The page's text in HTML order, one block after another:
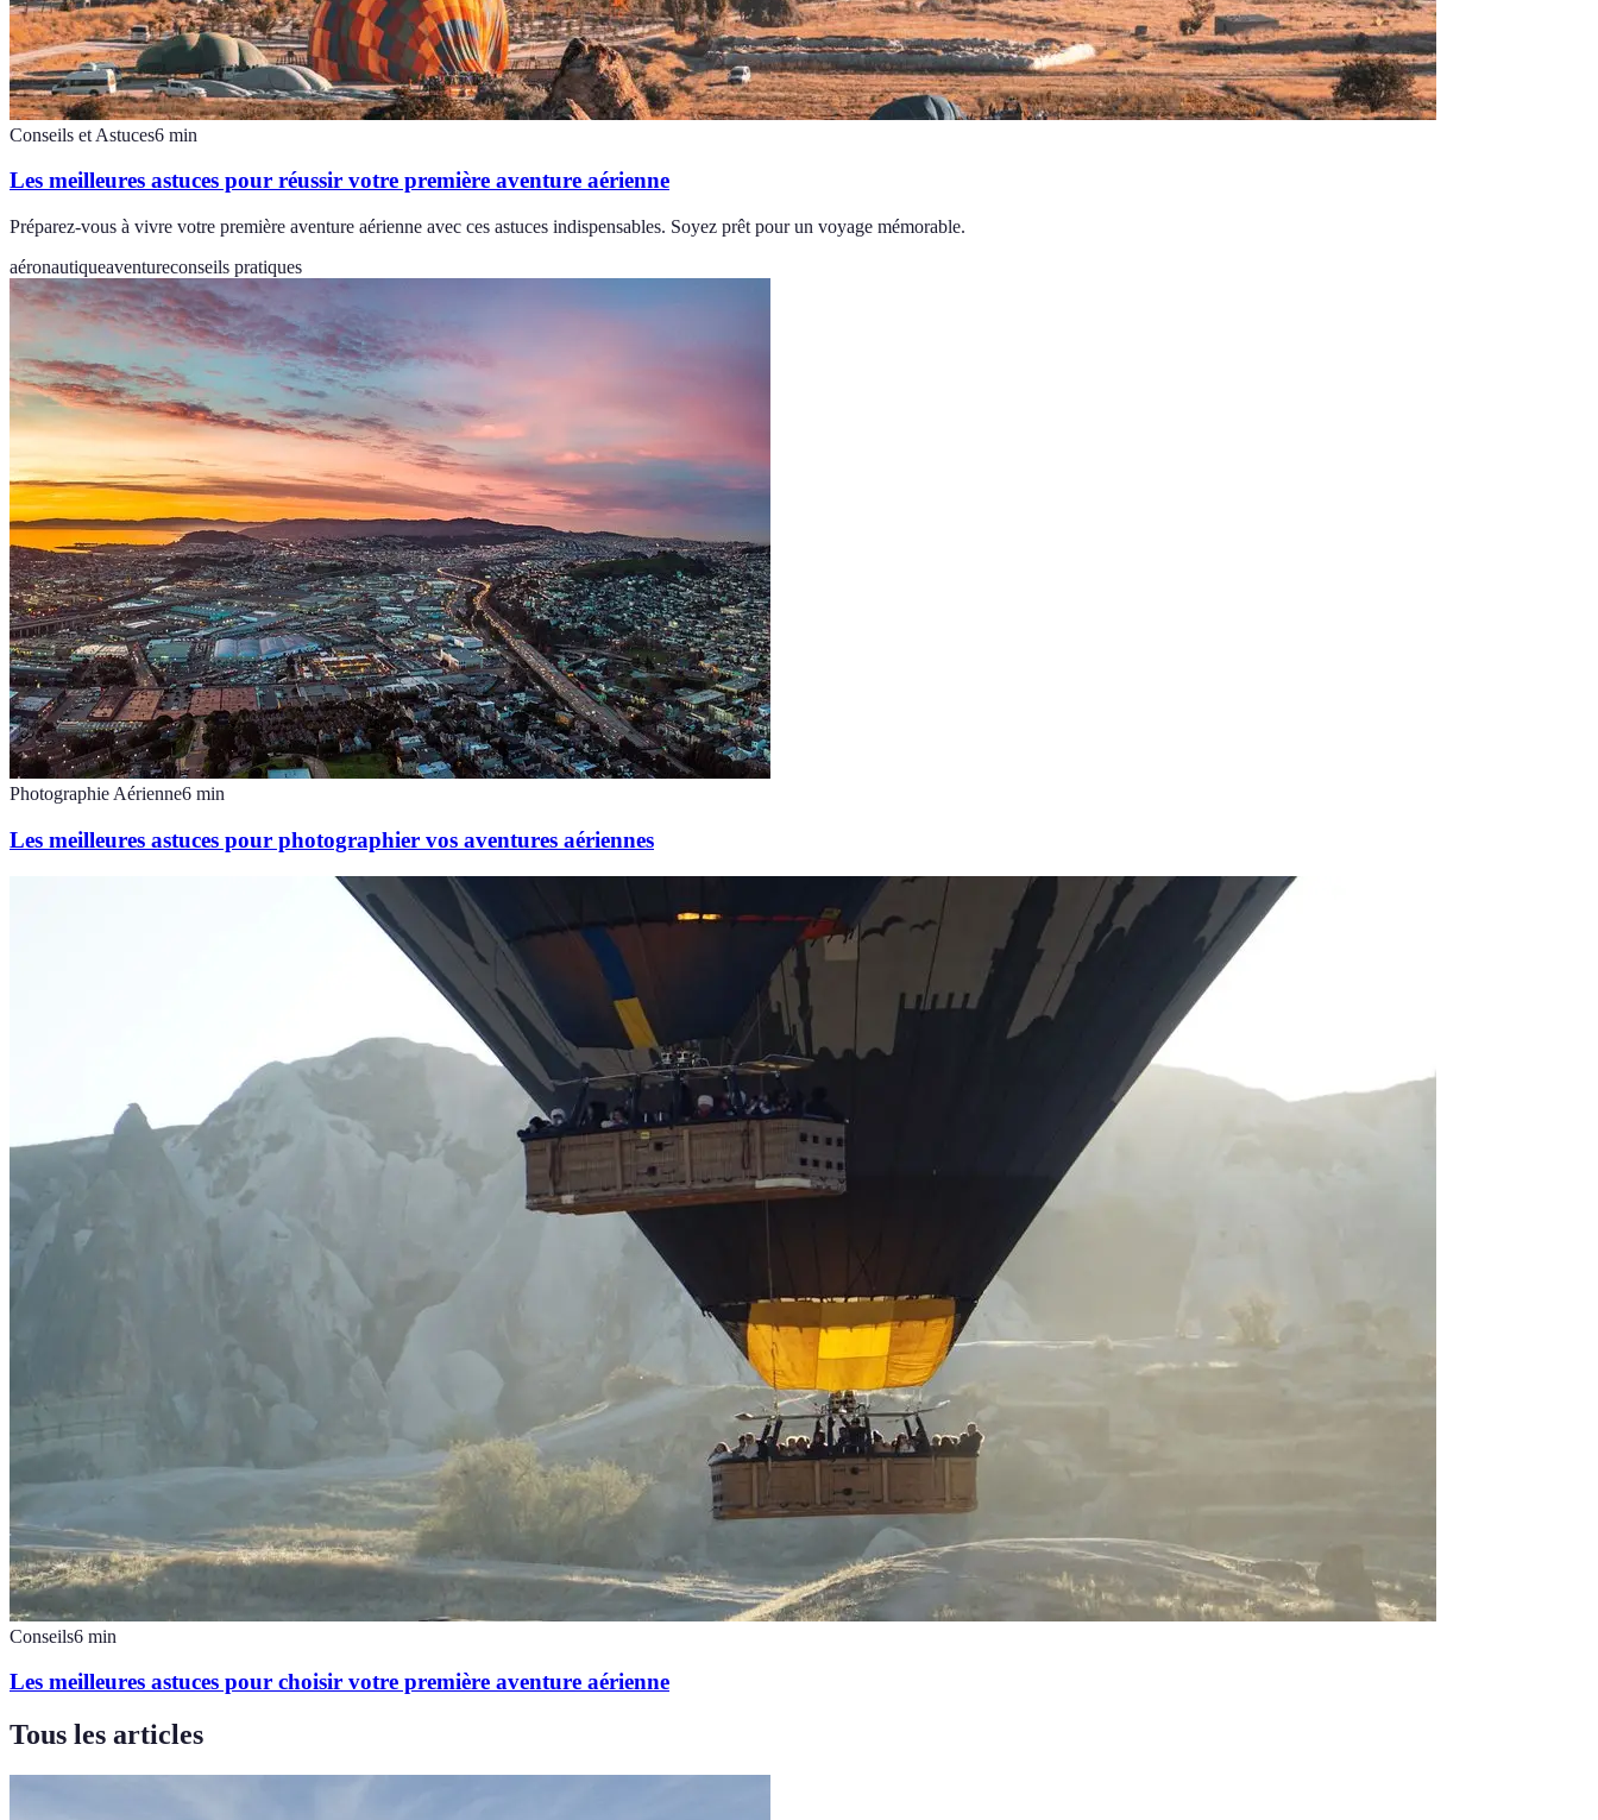
Conseils et Astuces6 min
Les meilleures astuces pour réussir votre première aventure aérienne
Préparez-vous à vivre votre première aventure aérienne avec ces astuces indispensables. Soyez prêt pour un voyage mémorable.
aéronautiqueaventureconseils pratiques
Photographie Aérienne6 min
Les meilleures astuces pour photographier vos aventures aériennes
Conseils6 min
Les meilleures astuces pour choisir votre première aventure aérienne
Tous les articles